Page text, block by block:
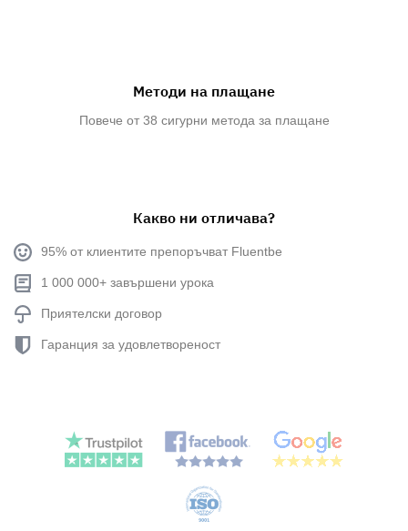
Методи на плащане
Повече от 38 сигурни метода за плащане
Какво ни отличава?
95% от клиентите препоръчват Fluentbe
1 000 000+ завършени урока
Приятелски договор
Гаранция за удовлетвореност